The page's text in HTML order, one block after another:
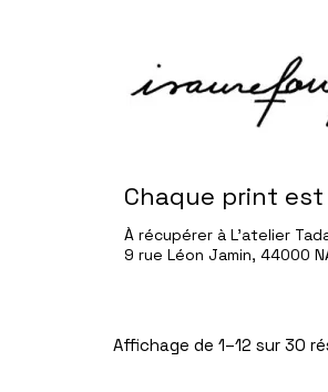
Chaque print
À récupérer à L’atelier
9 rue Léon Jamin, 44000
Affichage de 1–12 sur 30